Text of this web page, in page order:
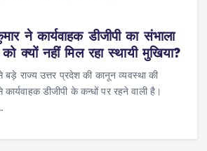
ने कार्यवाहक डीजीपी का संभाला
क्यों नहीं मिल रहा स्थायी मुखिया?
राज्य उत्तर प्रदेश की कानून व्यवस्था की
कार्यवाहक डीजीपी के कन्धों पर रहने वाली है।